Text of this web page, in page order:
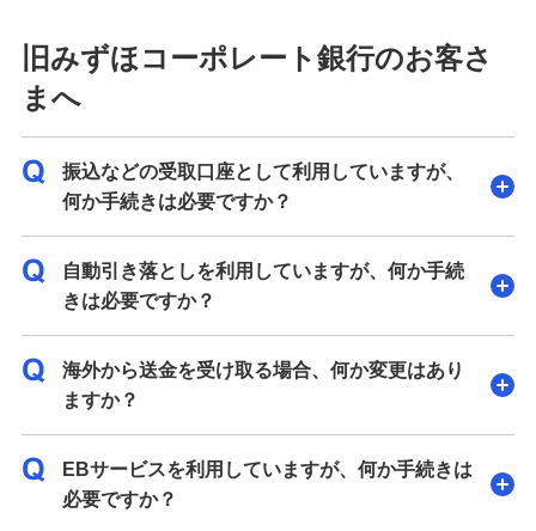
旧みずほコーポレート銀行のお客さ
まへ
振込などの受取口座として利用していますが、
何か手続きは必要ですか？
自動引き落としを利用していますが、何か手続
きは必要ですか？
海外から送金を受け取る場合、何か変更はあり
ますか？
EBサービスを利用していますが、何か手続きは
必要ですか？